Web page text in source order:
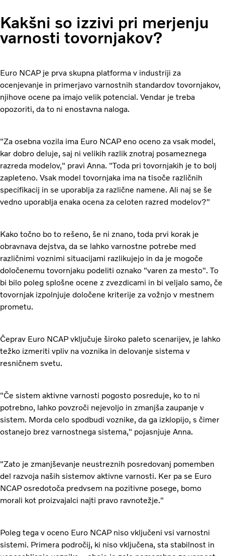
Kakšni so izzivi pri merjenju
varnosti tovornjakov?
Euro NCAP je prva skupna platforma v industriji za
ocenjevanje in primerjavo varnostnih standardov tovornjakov,
njihove ocene pa imajo velik potencial. Vendar je treba
opozoriti, da to ni enostavna naloga.
"Za osebna vozila ima Euro NCAP eno oceno za vsak model,
kar dobro deluje, saj ni velikih razlik znotraj posameznega
razreda modelov," pravi Anna. "Toda pri tovornjakih je to bolj
zapleteno. Vsak model tovornjaka ima na tisoče različnih
specifikacij in se uporablja za različne namene. Ali naj se še
vedno uporablja enaka ocena za celoten razred modelov?"
Kako točno bo to rešeno, še ni znano, toda prvi korak je
obravnava dejstva, da se lahko varnostne potrebe med
različnimi voznimi situacijami razlikujejo in da je mogoče
določenemu tovornjaku podeliti oznako "varen za mesto". To
bi bilo poleg splošne ocene z zvezdicami in bi veljalo samo, če
tovornjak izpolnjuje določene kriterije za vožnjo v mestnem
prometu.
Čeprav Euro NCAP vključuje široko paleto scenarijev, je lahko
težko izmeriti vpliv na voznika in delovanje sistema v
resničnem svetu.
"Če sistem aktivne varnosti pogosto posreduje, ko to ni
potrebno, lahko povzroči nejevoljo in zmanjša zaupanje v
sistem. Morda celo spodbudi voznike, da ga izklopijo, s čimer
ostanejo brez varnostnega sistema," pojasnjuje Anna.
"Zato je zmanjševanje neustreznih posredovanj pomemben
del razvoja naših sistemov aktivne varnosti. Ker pa se Euro
NCAP osredotoča predvsem na pozitivne posege, bomo
morali kot proizvajalci najti pravo ravnotežje."
Poleg tega v oceno Euro NCAP niso vključeni vsi varnostni
sistemi. Primera področij, ki niso vključena, sta stabilnost in